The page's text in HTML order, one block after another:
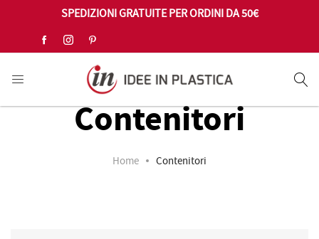
SPEDIZIONI GRATUITE PER ORDINI DA 50€
Contenitori
Home Contenitori